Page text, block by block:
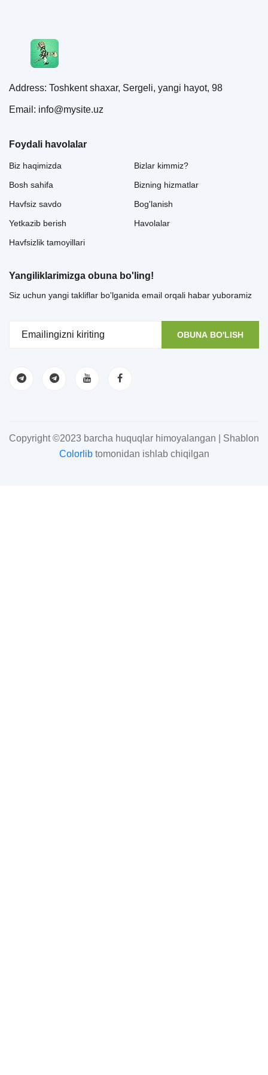
Address: Toshkent shaxar, Sergeli, yangi hayot, 98
Email: info@mysite.uz
Foydali havolalar
Biz haqimizda
Bosh sahifa
Havfsiz savdo
Yetkazib berish
Havfsizlik tamoyillari
Bizlar kimmiz?
Bizning hizmatlar
Bog'lanish
Havolalar
Yangiliklarimizga obuna bo'ling!
Siz uchun yangi takliflar bo'lganida email orqali habar yuboramiz
OBUNA BO'LISH
Copyright ©2023 barcha huquqlar himoyalangan | Shablon
Colorlibtomonidan ishlab chiqilgan